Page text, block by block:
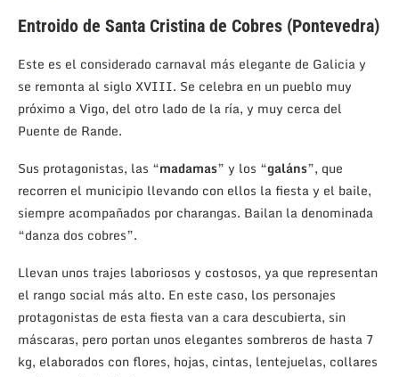
Entroido de Santa Cristina de Cobres (Pontevedra)
Este es el considerado carnaval más elegante de Galicia y
se remonta al siglo XVIII. Se celebra en un pueblo muy
próximo a Vigo, del otro lado de la ría, y muy cerca del
Puente de Rande.
Sus protagonistas, las “madamas” y los “galáns”, que
recorren el municipio llevando con ellos la fiesta y el baile,
siempre acompañados por charangas. Bailan la denominada
“danza dos cobres”.
Llevan unos trajes laboriosos y costosos, ya que representan
el rango social más alto. En este caso, los personajes
protagonistas de esta fiesta van a cara descubierta, sin
máscaras, pero portan unos elegantes sombreros de hasta 7
kg, elaborados con flores, hojas, cintas, lentejuelas, collares